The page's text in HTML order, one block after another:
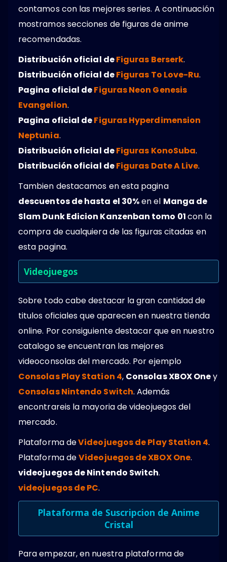
contamos con las mejores series. A continuación
mostramos secciones de figuras de anime
recomendadas.
Distribución oficial deFiguras Berserk.
Distribución oficial deFiguras To Love-Ru.
Pagina oficial deFiguras Neon Genesis
Evangelion.
Pagina oficial deFiguras Hyperdimension
Neptunia.
Distribución oficial deFiguras KonoSuba.
Distribución oficial deFiguras Date A Live.
Tambien destacamos en esta pagina
descuentos de hasta el 30%en el Manga de
Slam Dunk Edicion Kanzenban tomo 01con la
compra de cualquiera de las figuras citadas en
esta pagina.
Videojuegos
Sobre todo cabe destacar la gran cantidad de
titulos oficiales que aparecen en nuestra tienda
online. Por consiguiente destacar que en nuestro
catalogo se encuentran las mejores
videoconsolas del mercado. Por ejemplo
Consolas Play Station 4, Consolas XBOX Oney
Consolas Nintendo Switch. Además
encontrareis la mayoria de videojuegos del
mercado.
Plataforma deVideojuegos de Play Station 4.
Plataforma deVideojuegos de XBOX One.
videojuegos de Nintendo Switch.
videojuegos de PC.
Plataforma de Suscripcion de Anime
Cristal
Para empezar, en nuestra plataforma de